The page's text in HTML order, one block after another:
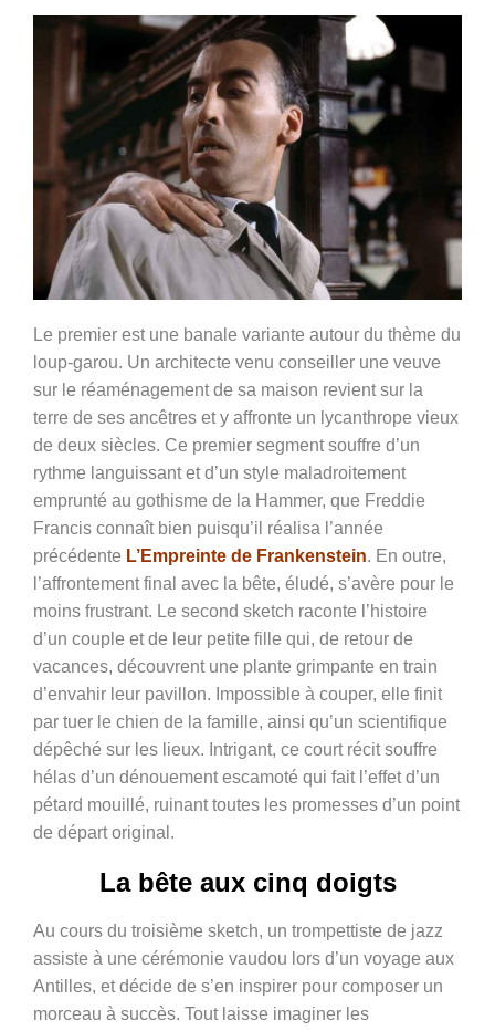
Le premier est une banale variante autour du thème du
loup-garou. Un architecte venu conseiller une veuve
sur le réaménagement de sa maison revient sur la
terre de ses ancêtres et y affronte un lycanthrope vieux
de deux siècles. Ce premier segment souffre d’un
rythme languissant et d’un style maladroitement
emprunté au gothisme de la Hammer, que Freddie
Francis connaît bien puisqu’il réalisa l’année
précédente L’Empreinte de Frankenstein. En outre,
l’affrontement final avec la bête, éludé, s’avère pour le
moins frustrant. Le second sketch raconte l’histoire
d’un couple et de leur petite fille qui, de retour de
vacances, découvrent une plante grimpante en train
d’envahir leur pavillon. Impossible à couper, elle finit
par tuer le chien de la famille, ainsi qu’un scientifique
dépêché sur les lieux. Intrigant, ce court récit souffre
hélas d’un dénouement escamoté qui fait l’effet d’un
pétard mouillé, ruinant toutes les promesses d’un point
de départ original.
La bête aux cinq doigts
Au cours du troisième sketch, un trompettiste de jazz
assiste à une cérémonie vaudou lors d’un voyage aux
Antilles, et décide de s’en inspirer pour composer un
morceau à succès. Tout laisse imaginer les